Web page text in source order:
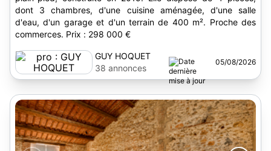
dont 3 chambres, d'une cuisine aménagée, d'une salle
d'eau, d'un garage et d'un terrain de 400 m². Proche des
commerces. Prix : 298 000 €
GUY HOQUET
38 annonces
05/08/2026